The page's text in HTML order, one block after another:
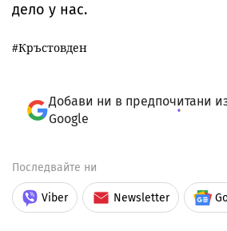
дело у нас.
Кръстовден
Добави ни в предпочитани
Google
Последвайте ни
Viber Newsletter